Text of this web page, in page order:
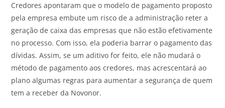
Credores apontaram que o modelo de pagamento proposto
pela empresa embute um risco de a administração reter a
geração de caixa das empresas que não estão efetivamente
no processo. Com isso, ela poderia barrar o pagamento das
dívidas. Assim, se um aditivo for feito, ele não mudará o
método de pagamento aos credores, mas acrescentará ao
plano algumas regras para aumentar a segurança de quem
tem a receber da Novonor.